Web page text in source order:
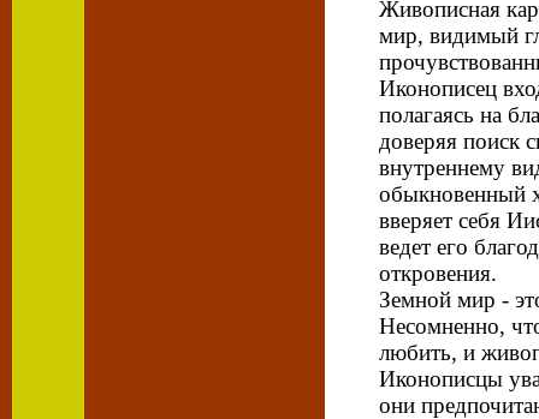
Живописная
мир, видимый
Иконописец
полагаясь на
доверяя поиск
внутреннему
обыкновенный
вверяет себя
ведет его
откровения.
Земной мир -
Несомненно,
любить, и
Иконописцы
они